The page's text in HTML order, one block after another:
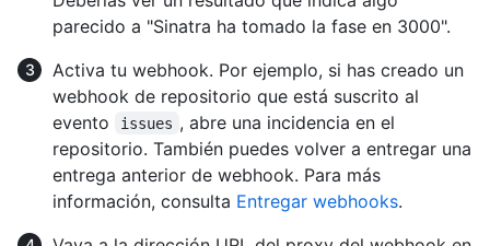
parecido a "Sinatra ha tomado la fase en 3000".
Activa tu webhook. Por ejemplo, si has creado un
webhook de repositorio que está suscrito al
evento
issues , abre una incidencia en el
repositorio. También puedes volver a entregar una
entrega anterior de webhook. Para más
información, consulta Entregar webhooks.